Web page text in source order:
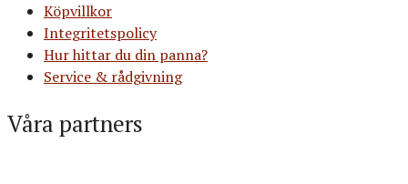
Köpvillkor
Integritetspolicy
Hur hittar du din panna?
Service & rådgivning
Våra partners